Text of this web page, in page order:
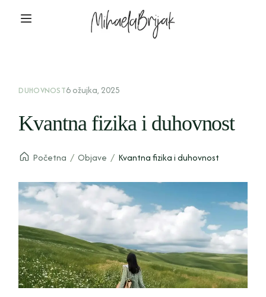
DUHOVNOST6 ožujka, 2025
Kvantna fizika i duhovnost
Početna / Objave / Kvantna fizika i duhovnost